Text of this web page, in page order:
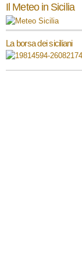
Il Meteo in Sicilia
La borsa dei siciliani